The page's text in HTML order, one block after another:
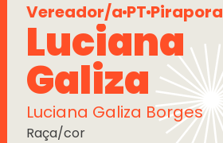
Vereador/a PT Pirapora
Luciana
Galiza
Luciana Galiza Borges
Raça/cor